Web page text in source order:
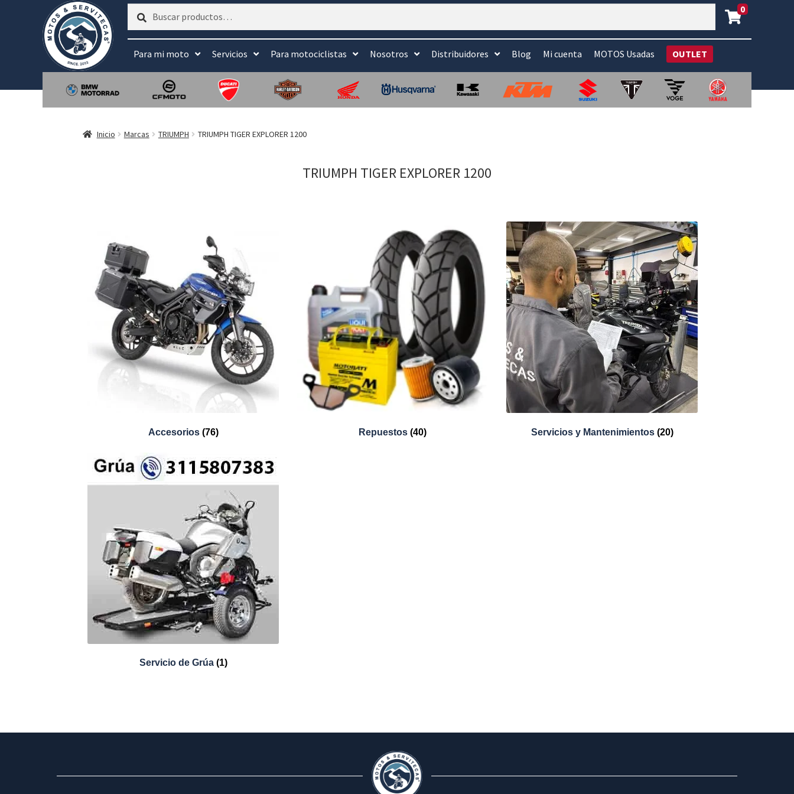
Buscar
Buscar 0
Para mi moto Servicios Para motociclistas Nosotros Distribuidores Blog Mi cuenta MOTOS Usadas OUTLET
Inicio Marcas TRIUMPH TRIUMPH TIGER EXPLORER 1200
TRIUMPH TIGER EXPLORER 1200
Accesorios (76) Repuestos(40) Servicios y Mantenimientos (20)
Servicio de Grúa (1)